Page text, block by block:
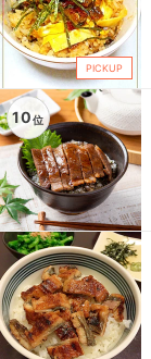
PICKUP
10位